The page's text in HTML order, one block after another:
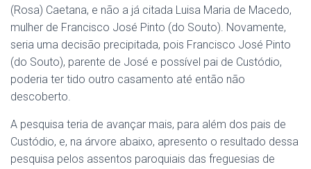
(Rosa) Caetana, e não a já citada Luisa Maria de Macedo,
mulher de Francisco José Pinto (do Souto). Novamente,
seria uma decisão precipitada, pois Francisco José Pinto
(do Souto), parente de José e possível pai de Custódio,
poderia ter tido outro casamento até então não
descoberto.
A pesquisa teria de avançar mais, para além dos pais de
Custódio, e, na árvore abaixo, apresento o resultado dessa
pesquisa pelos assentos paroquiais das freguesias de